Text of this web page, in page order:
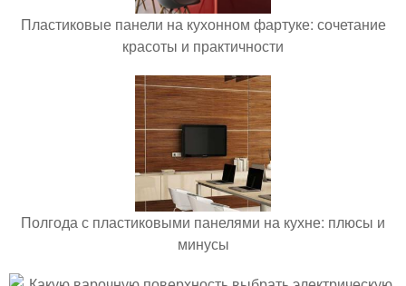
Пластиковые панели на кухонном фартуке: сочетание
красоты и практичности
Полгода с пластиковыми панелями на кухне: плюсы и
минусы